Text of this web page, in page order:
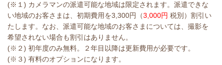
(※１) カメラマンの派遣可能な地域は限定されます。派遣できな
い地域のお客さまは、初期費用を3,300円（3,000円 税別）割引い
たします。なお、派遣可能な地域のお客さまについては、撮影を
希望されない場合も割引はありません。
(※２) 初年度のみ無料。２年目以降は更新費用が必要です。
(※３) 有料のオプションになります。